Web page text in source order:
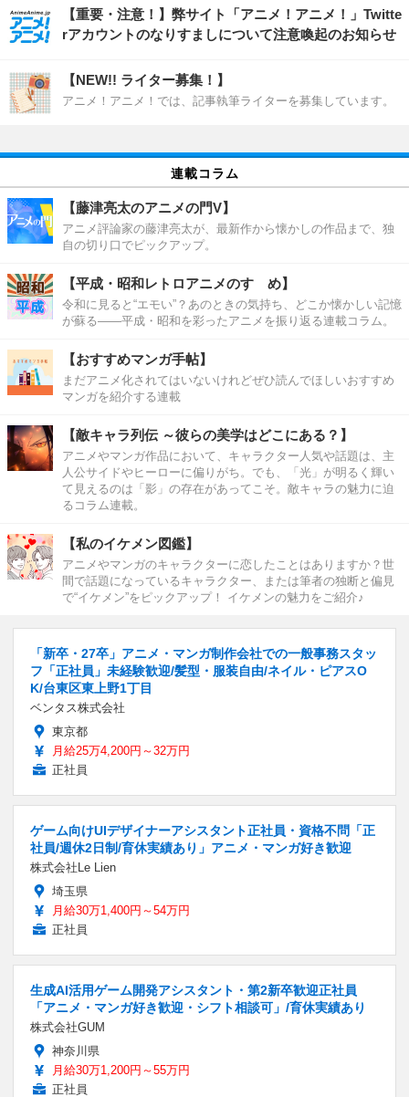
【重要・注意！】弊サイト「アニメ！アニメ！」Twitte
rアカウントのなりすましについて注意喚起のお知らせ
【NEW!! ライター募集！】
アニメ！アニメ！では、記事執筆ライターを募集しています。
連載コラム
【藤津亮太のアニメの門V】
アニメ評論家の藤津亮太が、最新作から懐かしの作品まで、独
自の切り口でピックアップ。
【平成・昭和レトロアニメのすゝめ】
令和に見ると“エモい”？あのときの気持ち、どこか懐かしい記憶
が蘇る――平成・昭和を彩ったアニメを振り返る連載コラム。
【おすすめマンガ手帖】
まだアニメ化されてはいないけれどぜひ読んでほしいおすすめ
マンガを紹介する連載
【敵キャラ列伝 ～彼らの美学はどこにある？】
アニメやマンガ作品において、キャラクター人気や話題は、主
人公サイドやヒーローに偏りがち。でも、「光」が明るく輝い
て見えるのは「影」の存在があってこそ。敵キャラの魅力に迫
るコラム連載。
【私のイケメン図鑑】
アニメやマンガのキャラクターに恋したことはありますか？世
間で話題になっているキャラクター、または筆者の独断と偏見
で“イケメン”をピックアップ！ イケメンの魅力をご紹介♪
「新卒・27卒」アニメ・マンガ制作会社での一般事務スタッ
フ「正社員」未経験歓迎/髪型・服装自由/ネイル・ピアスO
K/台東区東上野1丁目
ベンタス株式会社
東京都
月給25万4,200円～32万円
正社員
ゲーム向けUIデザイナーアシスタント正社員・資格不問「正
社員/週休2日制/育休実績あり」アニメ・マンガ好き歓迎
株式会社Le Lien
埼玉県
月給30万1,400円～54万円
正社員
生成AI活用ゲーム開発アシスタント・第2新卒歓迎正社員
「アニメ・マンガ好き歓迎・シフト相談可」/育休実績あり
株式会社GUM
神奈川県
月給30万1,200円～55万円
正社員